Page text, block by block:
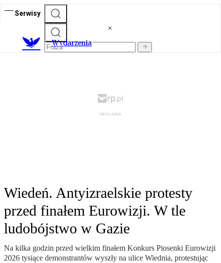
Serwisy
Wydarzenia
Wiedeń. Antyizraelskie protesty
przed finałem Eurowizji. W tle
ludobójstwo w Gazie
Na kilka godzin przed wielkim finałem Konkurs Piosenki Eurowizji
2026 tysiące demonstrantów wyszły na ulice Wiednia, protestując